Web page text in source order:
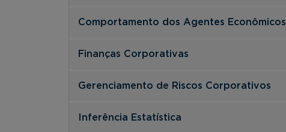
Comportamento dos Agentes Econômicos
Finanças Corporativas
Gerenciamento de Riscos Corporativos
Inferência Estatística